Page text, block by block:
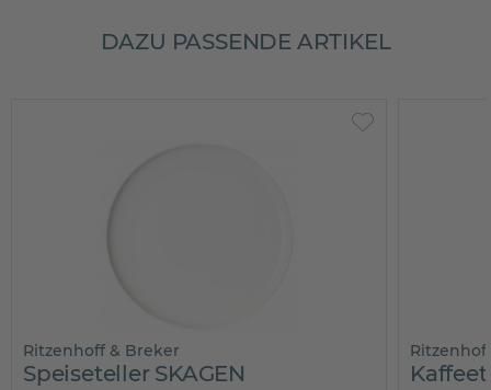
DAZU PASSENDE ARTIKEL
Ritzenhoff & Breker
Speiseteller SKAGEN